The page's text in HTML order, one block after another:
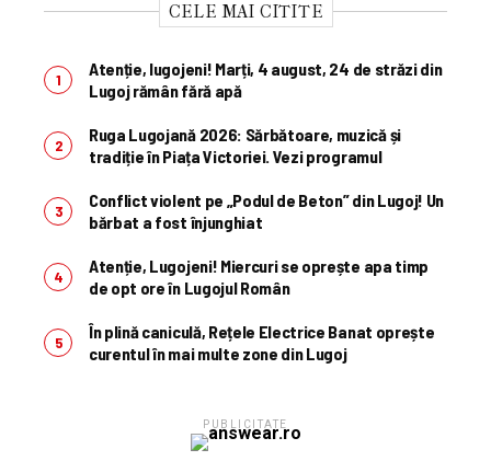
CELE MAI CITITE
Atenție, lugojeni! Marți, 4 august, 24 de străzi din
Lugoj rămân fără apă
Ruga Lugojană 2026: Sărbătoare, muzică și
tradiție în Piața Victoriei. Vezi programul
Conflict violent pe „Podul de Beton” din Lugoj! Un
bărbat a fost înjunghiat
Atenție, Lugojeni! Miercuri se oprește apa timp
de opt ore în Lugojul Român
În plină caniculă, Rețele Electrice Banat oprește
curentul în mai multe zone din Lugoj
PUBLICITATE